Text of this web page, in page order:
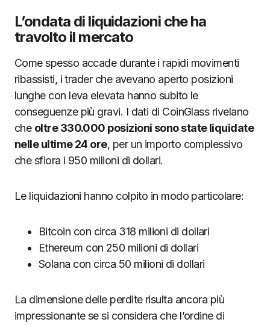
L’ondata di liquidazioni che ha
travolto il mercato
Come spesso accade durante i rapidi movimenti
ribassisti, i trader che avevano aperto posizioni
lunghe con leva elevata hanno subito le
conseguenze più gravi. I dati di CoinGlass rivelano
che oltre 330.000 posizioni sono state liquidate
nelle ultime 24 ore, per un importo complessivo
che sfiora i 950 milioni di dollari.
Le liquidazioni hanno colpito in modo particolare:
Bitcoin con circa 318 milioni di dollari
Ethereum con 250 milioni di dollari
Solana con circa 50 milioni di dollari
La dimensione delle perdite risulta ancora più
impressionante se si considera che l’ordine di